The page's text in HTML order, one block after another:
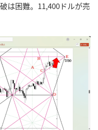
は困難。11,400ドルが売